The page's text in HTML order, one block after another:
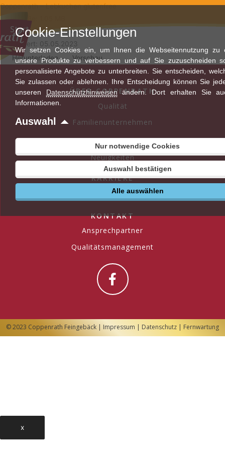
Zum
Inhalt
springen
Start
Coppenrath – Lebkuchen glutenfree
Dateigröße: 1.05 MB
Erstellungsdatum: 04.05.2023
Aktualisiert: 05.05.2023
Herunterladen
Vorschau
ÜBER COPPENRATH
Qualität
Familienunternehmen
AKTUELLES
Neuigkeiten
KARRIERE
Stellenangebote
KONTAKT
Ansprechpartner
Qualitätsmanagement
© 2023 Coppenrath Feingebäck | Impressum | Datenschutz | Fernwartung
Cookie-Einstellungen
Wir setzen Cookies ein, um Ihnen die Webseitennutzung zu
unsere Produkte zu verbessern und auf Sie zuzuschneiden
personalisierte Angebote zu unterbreiten. Sie entscheiden,
Sie zulassen oder ablehnen. Ihre Entscheidung können Sie
unseren Datenschutzhinweisenändern. Dort erhalten Sie
Informationen.
Auswahl
Nur notwendige Cookies
Auswahl bestätigen
Alle auswählen
x